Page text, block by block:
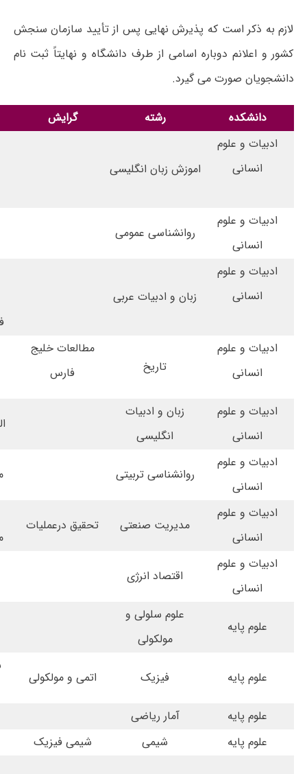
لازم به ذکر است که پذیرش نهایی پس از تأیید سازمان سنجش
کشور و اعلانم دوباره اسامی از طرف دانشگاه و نهایتاً ثبت نام
دانشجویان صورت می گیرد.
دانشکده رشته
گرایش
ادبیات و علوم
انسانی
اموزش زبان انگلیسی
ادبیات و علوم
انسانی
روانشناسی عمومی
ادبیات و علوم
انسانی
زبان و ادبیات عربی
ادبیات و علوم
انسانی
تاریخ
مطالعات خلیج
فارس
ادبیات و علوم
انسانی
زبان و ادبیات
انگلیسی
ادبیات و علوم
انسانی
روانشناسی تربیتی
ادبیات و علوم
انسانی
مدیریت صنعتی تحقیق درعملیات
ادبیات و علوم
انسانی
اقتصاد انرژی
علوم پایه
علوم سلولی و
مولکولی
علوم پایه فیزیک اتمی و مولکولی
علوم پایه
آمار ریاضی
علوم پایه
شیمی شیمی فیزیک